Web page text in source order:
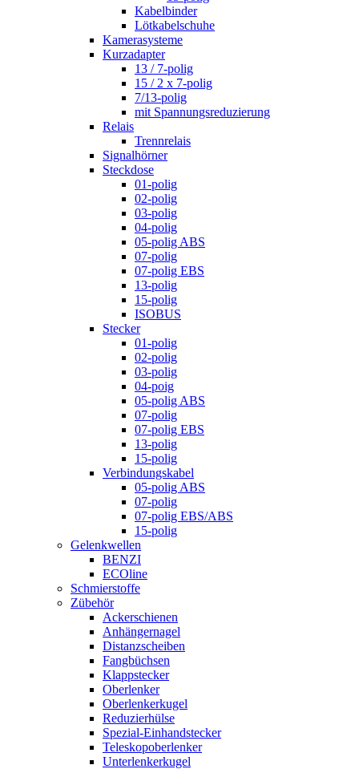
Kabelbinder
Lötkabelschuhe
Kamerasysteme
Kurzadapter
13 / 7-polig
15 / 2 x 7-polig
7/13-polig
mit Spannungsreduzierung
Relais
Trennrelais
Signalhörner
Steckdose
01-polig
02-polig
03-polig
04-polig
05-polig ABS
07-polig
07-polig EBS
13-polig
15-polig
ISOBUS
Stecker
01-polig
02-polig
03-polig
04-poig
05-polig ABS
07-polig
07-polig EBS
13-polig
15-polig
Verbindungskabel
05-polig ABS
07-polig
07-polig EBS/ABS
15-polig
Gelenkwellen
BENZI
ECOline
Schmierstoffe
Zübehör
Ackerschienen
Anhängernagel
Distanzscheiben
Fangbüchsen
Klappstecker
Oberlenker
Oberlenkerkugel
Reduzierhülse
Spezial-Einhandstecker
Teleskopoberlenker
Unterlenkerkugel